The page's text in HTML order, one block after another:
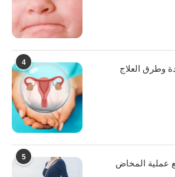
4
وطرق العلاج
5